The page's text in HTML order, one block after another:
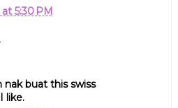
at 5:30 PM
nak buat this swiss
like.